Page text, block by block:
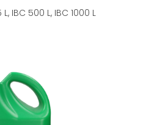
IBC 500 L, IBC 1000 L